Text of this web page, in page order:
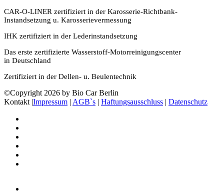
CAR-O-LINER zertifiziert in der Karosserie-Richtbank-
Instandsetzung u. Karosserievermessung
IHK zertifiziert in der Lederinstandsetzung
Das erste zertifizierte Wasserstoff-Motorreinigungscenter
in Deutschland
Zertifiziert in der Dellen- u. Beulentechnik
©Copyright 2026 by Bio Car Berlin
Kontakt |Impressum | AGB`s | Haftungsausschluss | Datenschutz